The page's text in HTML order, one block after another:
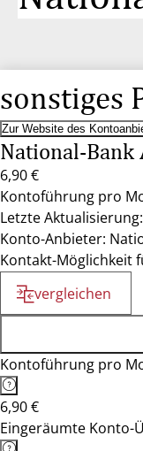
sonstiges
Zur Website des
National-Bank
6,90 €
Kontoführung pro
Letzte
Konto-Anbieter:
Kontakt-Möglichkeit
vergleichen
Kontoführung pro
6,90 €
Eingeräumte Konto-